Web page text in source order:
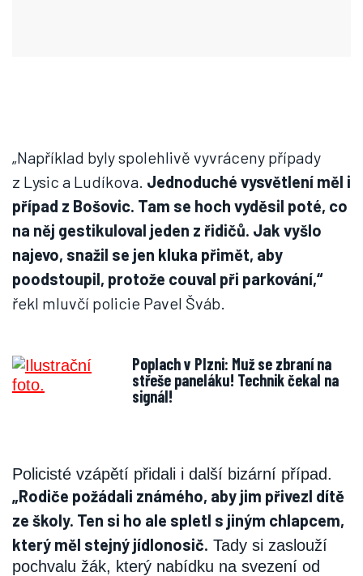
„Například byly spolehlivě vyvráceny případy
z Lysic a Ludíkova. Jednoduché vysvětlení měl i
případ z Bošovic. Tam se hoch vyděsil poté, co
na něj gestikuloval jeden z řidičů. Jak vyšlo
najevo, snažil se jen kluka přimět, aby
poodstoupil, protože couval při parkování,“
řekl mluvčí policie Pavel Šváb.
Poplach v Plzni: Muž se zbraní na
střeše paneláku! Technik čekal na
signál!
Policisté vzápětí přidali i další bizární případ.
„Rodiče požádali známého, aby jim přivezl dítě
ze školy. Ten si ho ale spletl s jiným chlapcem,
který měl stejný jídlonosič. Tady si zaslouží
pochvalu žák, který nabídku na svezení od